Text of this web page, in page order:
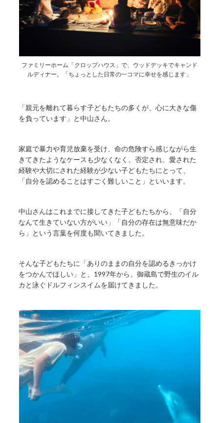
ファミリーホーム「クロップハウス」で、ウッドデッキでキャンド
ルディナー。「ちょっとした日常の一コマに幸せを感じます」
「親元を離れて暮らす子どもたちの多くが、心に大きな傷
を負っています」と中山さん。
家庭で暴力や育児放棄を受け、命の危険すら感じながら生
きてきたようなケースも少なくなく、否定され、愛された
経験や大切にされた経験が少ない子どもたちにとって、
「自分を認めることはすごく難しいこと」といいます。
中山さんはこれまでに接してきた子どもたちから、「自分
なんて生きていない方がいい」「自分の存在は無意味だか
ら」という言葉を何度も聞いてきました。
そんな子どもたちに「ありのままの自分を認めるきっかけ
をつかんでほしい」と、1997年から、御蔵島で野生のイル
カと泳ぐドルフィンスイムを届けてきました。